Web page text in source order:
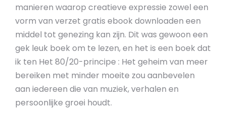
manieren waarop creatieve expressie zowel een
vorm van verzet gratis ebook downloaden een
middel tot genezing kan zijn. Dit was gewoon een
gek leuk boek om te lezen, en het is een boek dat
ik ten Het 80/20-principe : Het geheim van meer
bereiken met minder moeite zou aanbevelen
aan iedereen die van muziek, verhalen en
persoonlijke groei houdt.